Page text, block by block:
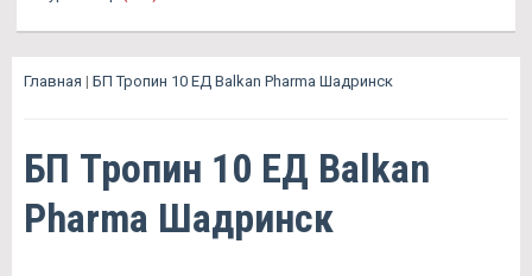
Главная | БП Тропин 10 ЕД Balkan Pharma Шадринск
БП Тропин 10 ЕД Balkan
Pharma Шадринск